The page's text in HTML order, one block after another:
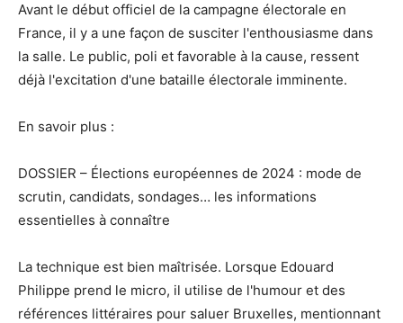
Avant le début officiel de la campagne électorale en
France, il y a une façon de susciter l'enthousiasme dans
la salle. Le public, poli et favorable à la cause, ressent
déjà l'excitation d'une bataille électorale imminente.
En savoir plus :
DOSSIER – Élections européennes de 2024 : mode de
scrutin, candidats, sondages… les informations
essentielles à connaître
La technique est bien maîtrisée. Lorsque Edouard
Philippe prend le micro, il utilise de l'humour et des
références littéraires pour saluer Bruxelles, mentionnant